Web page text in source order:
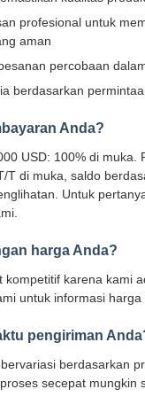
profesional untuk
aman
percobaan
berdasarkan
Anda?
USD: 100% di muka.
T di muka, saldo
Untuk
harga Anda?
kompetitif karena kami
untuk informasi harga
pengiriman
berdasarkan
secepat mungkin